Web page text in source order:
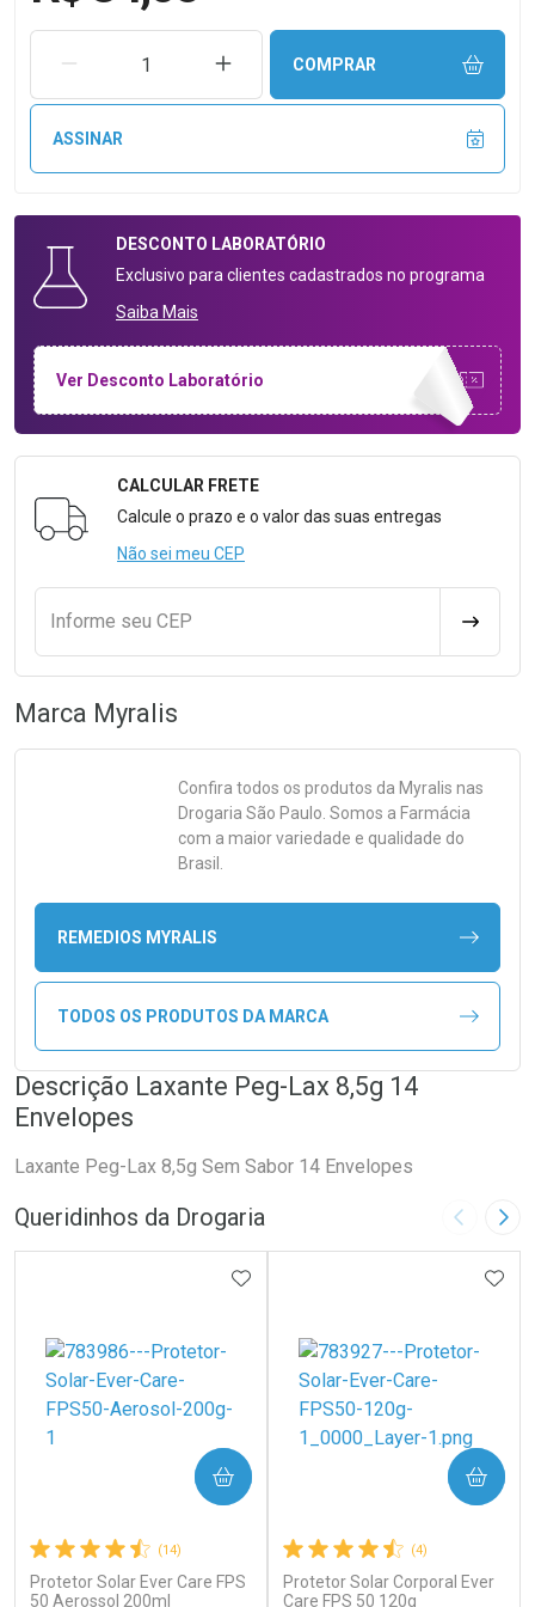
REMOVER UMA UNIDADEAUMENTAR UMA UNIDADE
COMPRAR
ASSINAR
DESCONTO LABORATÓRIO
Exclusivo para clientes cadastrados no programa
Saiba Mais
Ver Desconto Laboratório
Formulário para Calcular o Frete
CALCULAR FRETE
Calcule o prazo e o valor das suas entregas
Não sei meu CEP
Informe seu CEP
Marca Myralis
Confira todos os produtos da Myralis nas
Drogaria São Paulo. Somos a Farmácia
com a maior variedade e qualidade do
Brasil.
REMEDIOS MYRALIS
TODOS OS PRODUTOS DA MARCA
Descrição Laxante Peg-Lax 8,5g 14
Envelopes
Laxante Peg-Lax 8,5g Sem Sabor 14 Envelopes
Queridinhos da Drogaria Imagem
(14)
Protetor Solar Ever Care FPS
50 Aerossol 200ml
ADICIONAR AOS FAVORITOS
COMPRAR
(4)
Protetor Solar Corporal Ever
Care FPS 50 120g
COMPRAR